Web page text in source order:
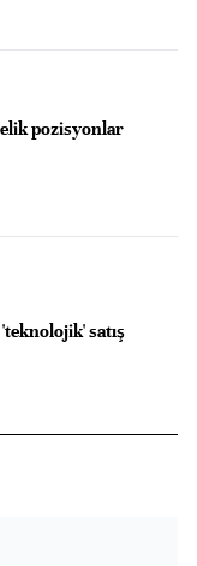
pozisyonlar
satış